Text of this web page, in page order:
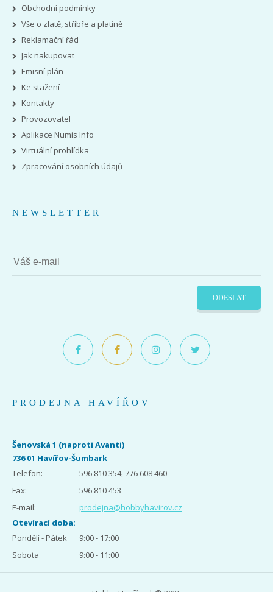
Obchodní podmínky
Vše o zlatě, stříbře a platině
Reklamační řád
Jak nakupovat
Emisní plán
Ke stažení
Kontakty
Provozovatel
Aplikace Numis Info
Virtuální prohlídka
Zpracování osobních údajů
NEWSLETTER
ODESLAT
PRODEJNA HAVÍŘOV
Šenovská 1 (naproti Avanti)
736 01 Havířov-Šumbark
Telefon:
596 810 354, 776 608 460
Fax:
596 810 453
E-mail:
prodejna@hobbyhavirov.cz
Otevírací doba:
Pondělí - Pátek
9:00 - 17:00
Sobota
9:00 - 11:00